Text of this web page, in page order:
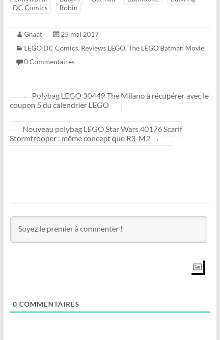
DC Comics
Robin
Gnaat
25 mai 2017
LEGO DC Comics, Reviews LEGO, The LEGO Batman Movie
0 Commentaires
←
Polybag LEGO 30449 The Milano à récupérer avec le
coupon 5 du calendrier LEGO
Nouveau polybag LEGO Star Wars 40176 Scarif
Stormtrooper : même concept que R3-M2 →
0 COMMENTAIRES